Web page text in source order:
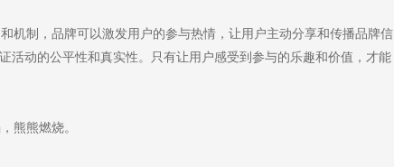
制，品牌可以激发用户的参与热情，让用户主动分享和传播品牌信
活动的公平性和真实性。只有让用户感受到参与的乐趣和价值，才能
熊熊燃烧。